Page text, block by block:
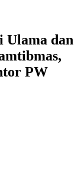
Ulama dan
PW